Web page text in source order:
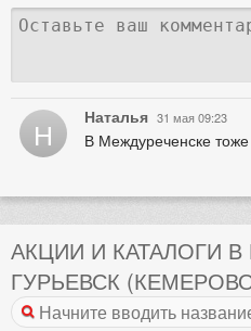
Н Наталья 31 мая 09:23
В Междуреченске
АКЦИИ И КАТАЛОГИ В
ГУРЬЕВСК